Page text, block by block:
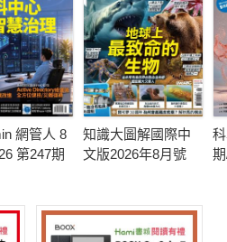
網管人 8
第247期
知識大圖解國際中
文版2026年8月號